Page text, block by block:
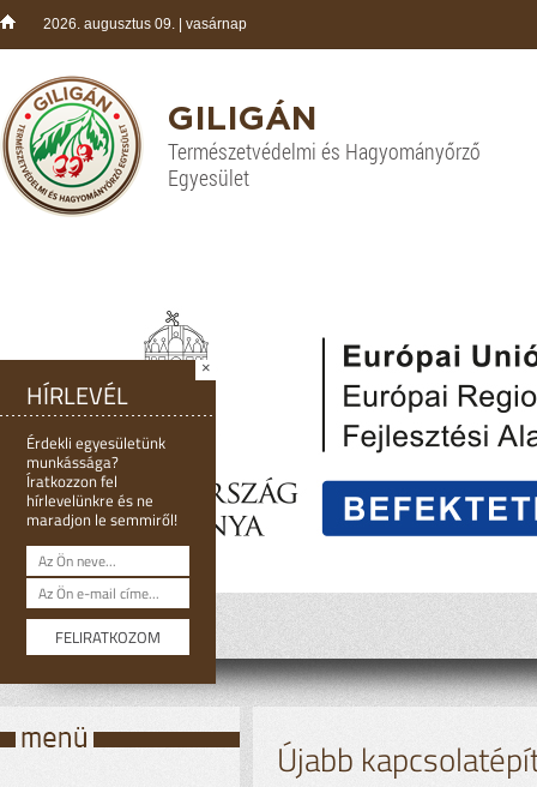
2026. augusztus 09. | vasárnap
GILIGÁN
Természetvédelmi és Hagyományőrző
Egyesület
Újabb
HÍRLEVÉL
Érdekli egyesületünk
munkássága?
Íratkozzon fel
hírlevelünkre és ne
maradjon le semmiről!
×